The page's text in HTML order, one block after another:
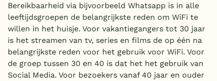
Bereikbaarheid via bijvoorbeeld Whatsapp is in alle
leeftijdsgroepen de belangrijkste reden om WiFi te
willen in het huisje. Voor vakantiegangers tot 30 jaar
is het streamen van tv, series en films de op één na
belangrijkste reden voor het gebruik voor WiFi. Voor
de groep tussen 30 en 40 is dat het het gebruik van
Social Media. Voor bezoekers vanaf 40 jaar en ouder